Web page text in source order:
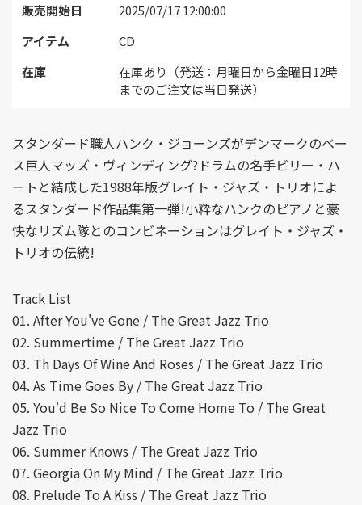
販売開始日
2025/07/17 12:00:00
アイテム
CD
在庫
在庫あり（発送：月曜日から金曜日12時
までのご注文は当日発送）
スタンダード職人ハンク・ジョーンズがデンマークのベー
ス巨人マッズ・ヴィンディング?ドラムの名手ビリー・ハ
ートと結成した1988年版グレイト・ジャズ・トリオによ
るスタンダード作品集第一弾!小粋なハンクのピアノと豪
快なリズム隊とのコンビネーションはグレイト・ジャズ・
トリオの伝統!
Track List
01. After You've Gone / The Great Jazz Trio
02. Summertime / The Great Jazz Trio
03. Th Days Of Wine And Roses / The Great Jazz Trio
04. As Time Goes By / The Great Jazz Trio
05. You'd Be So Nice To Come Home To / The Great
Jazz Trio
06. Summer Knows / The Great Jazz Trio
07. Georgia On My Mind / The Great Jazz Trio
08. Prelude To A Kiss / The Great Jazz Trio